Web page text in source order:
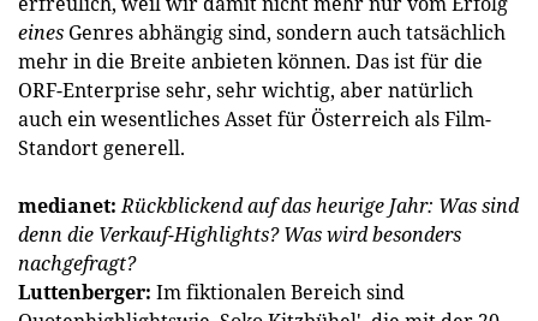
eines Genres abhängig sind, sondern auch tatsächlich
mehr in die Breite anbieten können. Das ist für die
ORF-Enterprise sehr, sehr wichtig, aber natürlich
auch ein wesentliches Asset für Österreich als Film-
Standort generell.
medianet:Rückblickend auf das heurige Jahr: Was sind
denn die Verkauf-Highlights? Was wird besonders
nachgefragt?
Luttenberger: Im fiktionalen Bereich sind